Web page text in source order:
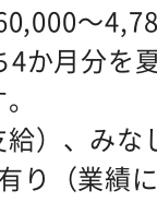
～
か月分を
給）、み
り（業績